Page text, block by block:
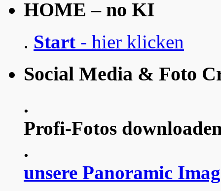
HOME – no KI
. Start - hier klicken
Social Media & Foto
.
Profi-Fotos
.
unsere Panoramic